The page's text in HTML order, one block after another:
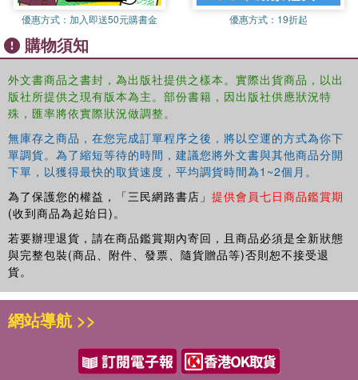
than 40 years. No matter what arena you are called to?
family, church, business, nonprofit?the principles Maxwell
shares will positively impact your own life and the lives of
those around you. New readers as well as longtime fans of
Maxwell and the original book won't want to miss out on
this one.
優惠方式： 加入即送50元購書金 優惠方式： 19折起
購物須知
外文書商品之書封，為出版社提供之樣本。實際出貨商品，以出
版社所提供之現有版本為主。部份書籍，因出版社供應狀況特
殊，匯率將依實際狀況做調整。
無庫存之商品，在您完成訂單程序之後，將以空運的方式為你下
單調貨。為了縮短等待的時間，建議您將外文書與其他商品分開
下單，以獲得最快的取貨速度，平均調貨時間為1~2個月。
為了保護您的權益，「三民網路書店」 提供會員七日商品鑑賞期
(收到商品為起始日)。
若要辦理退貨，請在商品鑑賞期內寄回，且商品必須是全新狀態
與完整包裝(商品、附件、發票、隨貨贈品等)否則恕不接受退
貨。
網站導航 >>